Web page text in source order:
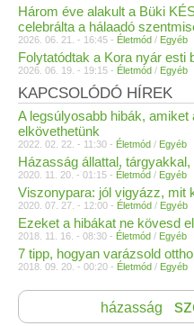
Három éve alakult a Büki
celebrálta a hálaadó
2026. 06. 21. - 16:45 - Életmód / Egyéb
Folytatódtak a Kora nyár esti
2026. 06. 19. - 19:15 - Életmód / Egyéb
KAPCSOLÓDÓ HÍREK
A legsúlyosabb hibák,
elkövethetünk
2022. 02. 22. - 11:30 - Életmód / Egyéb
Házasság állattal,
2020. 11. 20. - 01:15 - Életmód / Egyéb
Viszonypara: jól vigyázz, mit
2020. 07. 27. - 12:00 - Életmód / Egyéb
Ezeket a hibákat ne kövesd
2018. 11. 16. - 08:30 - Életmód / Egyéb
7 tipp, hogyan varázsold
2018. 09. 20. - 00:20 - Életmód / Egyéb
házasság